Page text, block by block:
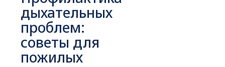
дыхательных
проблем:
советы для
пожилых